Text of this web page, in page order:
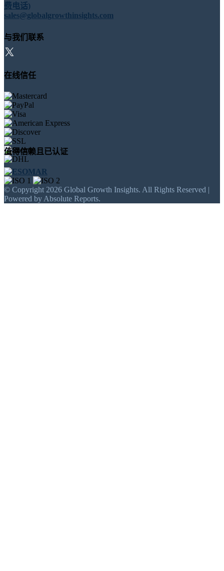
费电话)
sales@globalgrowthinsights.com
与我们联系
在线信任
值得信赖且已认证
© Copyright 2026 Global Growth Insights. All Rights Reserved |
Powered by Absolute Reports.